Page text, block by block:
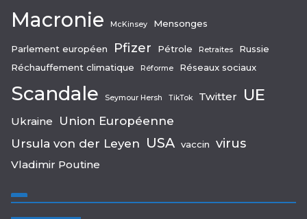
Macronie McKinsey Mensonges
Parlement européen Pfizer Pétrole Retraites
Russie
Réchauffement climatique
Réforme Réseaux sociaux
Scandale Seymour Hersh TikTok Twitter UE
Ukraine
Union Européenne
Ursula von der Leyen USA vaccin virus
Vladimir Poutine